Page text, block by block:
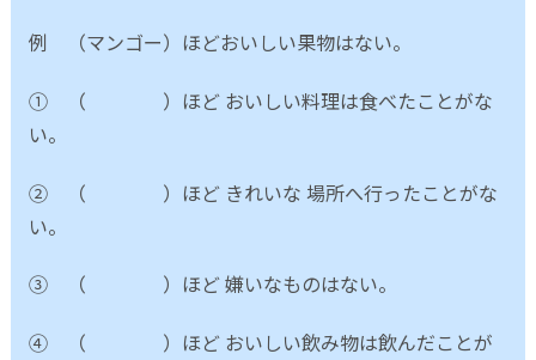
例 （マンゴー）ほどおいしい果物はない。
① （ ）ほど おいしい料理は食べたことがな
い。
② （ ）ほど きれいな 場所へ行ったことがな
い。
③ （ ）ほど 嫌いなものはない。
④ （ ）ほど おいしい飲み物は飲んだことが